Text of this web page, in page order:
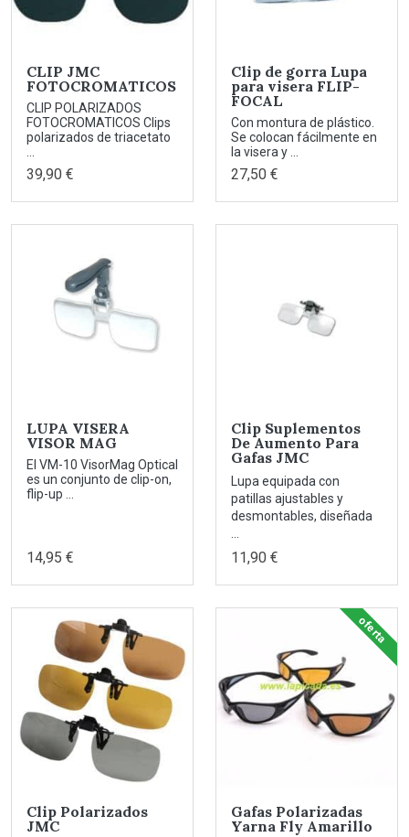
CLIP JMC
FOTOCROMATICOS
CLIP POLARIZADOS
FOTOCROMATICOS Clips
polarizados de triacetato
39,90 €
Clip de gorra Lupa
para visera FLIP-
FOCAL
Con montura de plástico.
Se colocan fácilmente en
la visera y ...
27,50 €
LUPA VISERA
VISOR MAG
El VM-10 VisorMag Optical
es un conjunto de clip-on,
flip-up ...
14,95 €
Clip Suplementos
De Aumento Para
Gafas JMC
Lupa equipada con
patillas ajustables y
desmontables, diseñada
11,90 €
Clip Polarizados
JMC
Gafas Polarizadas
Yarna Fly Amarillo
oferta